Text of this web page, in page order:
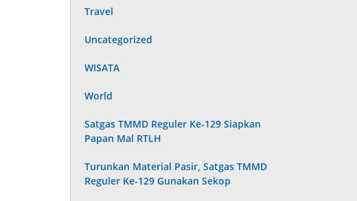
Travel
Uncategorized
WISATA
World
Satgas TMMD Reguler Ke-129 Siapkan
Papan Mal RTLH
Turunkan Material Pasir, Satgas TMMD
Reguler Ke-129 Gunakan Sekop